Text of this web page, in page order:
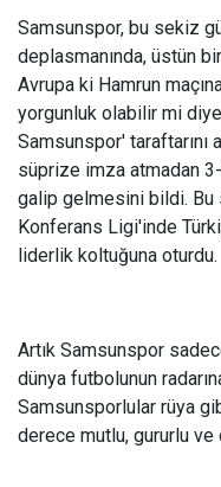
Samsunspor, bu sekiz
deplasmanında, üstün
Avrupa ki Hamrun
yorgunluk olabilir mi
Samsunspor' taraftarını
süprize imza atmadan
galip gelmesini bildi. Bu
Konferans Ligi'inde
liderlik koltuğuna oturdu.
Artık Samsunspor
dünya futbolunun
Samsunsporlular rüya
derece mutlu, gururlu ve